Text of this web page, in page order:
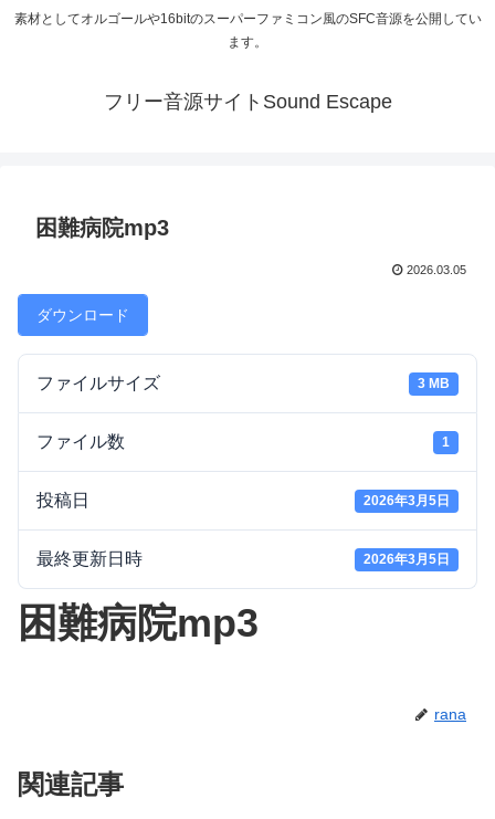
素材としてオルゴールや16bitのスーパーファミコン風のSFC音源を公開してい
ます。
フリー音源サイトSound Escape
困難病院mp3
2026.03.05
ダウンロード
ファイルサイズ 3 MB
ファイル数 1
投稿日 2026年3月5日
最終更新日時 2026年3月5日
困難病院mp3
rana
関連記事